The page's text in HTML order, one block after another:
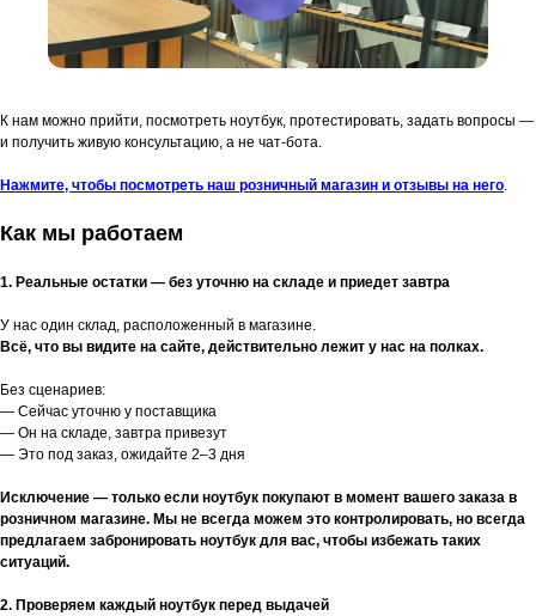
К нам можно прийти, посмотреть ноутбук, протестировать, задать вопросы —
и получить живую консультацию, а не чат-бота.
Нажмите, чтобы посмотреть наш розничный магазин и отзывы на него.
Как мы работаем
1. Реальные остатки — без уточню на складе и приедет завтра
У нас один склад, расположенный в магазине.
Всё, что вы видите на сайте, действительно лежит у нас на полках.
Без сценариев:
— Сейчас уточню у поставщика
— Он на складе, завтра привезут
— Это под заказ, ожидайте 2–3 дня
Исключение — только если ноутбук покупают в момент вашего заказа в
розничном магазине. Мы не всегда можем это контролировать, но всегда
предлагаем забронировать ноутбук для вас, чтобы избежать таких
ситуаций.
2. Проверяем каждый ноутбук перед выдачей